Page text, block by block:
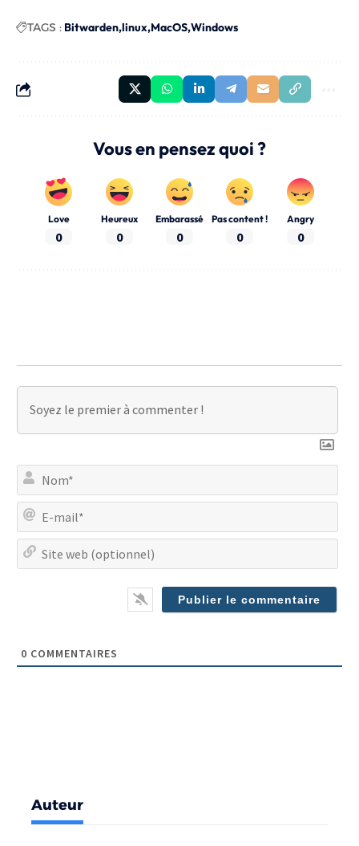
TAGS : Bitwarden linux MacOS Windows
Vous en pensez quoi ?
Love
0
Heureux
0
Embarassé
0
Pas content !
0
Angry
0
0 COMMENTAIRES
Auteur